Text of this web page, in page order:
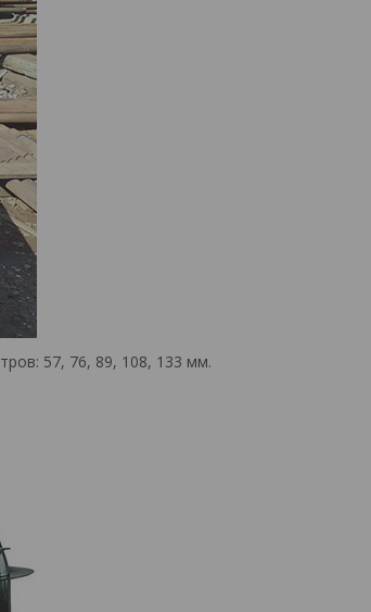
57, 76, 89, 108, 133 мм.